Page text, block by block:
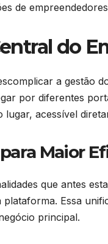
de
do
a gestão
por diferentes
acessível
Maior
que antes
Essa
principal.